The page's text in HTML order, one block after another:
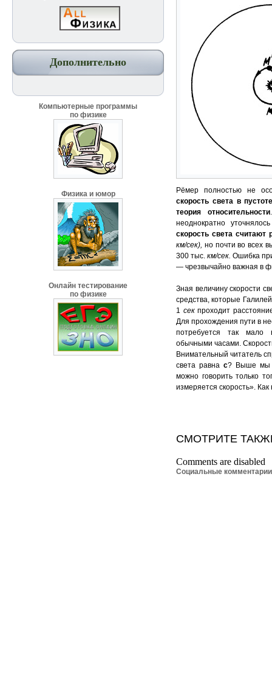
Дополнительно
Компьютерные программы
по физике
Физика и юмор
Онлайн тестирование
по физике
Рёмер полностью не
скорость света в
теория относительности
неоднократно
скорость света считают
км/сек), но почти во всех
300 тыс.км/сек.Ошибка
— чрезвычайно важная в
Зная величину скорости
средства, которые
1 секпроходит
Для прохождения пути в
потребуется так мало
обычными часами.
Внимательный читатель
света равна с? Выше мы
можно говорить только
измеряется скорость».
СМОТРИТЕ
Comments are disabled
Социальные